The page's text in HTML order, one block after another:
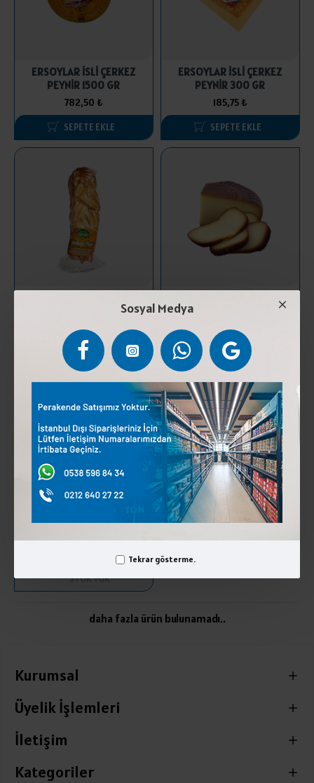
Sosyal Medya
Tekrar gösterme.
ERSOYLAR İSLİ ÇERKEZ
PEYNİR 1500 GR
782,50 ₺
SEPETE EKLE
ERSOYLAR İSLİ ÇERKEZ
PEYNİR 300 GR
185,75 ₺
SEPETE EKLE
267,25 ₺
SEPETE EKLE
FERİTBEY İSLİ ÇERKEZ PEYNİRİ
720,00 ₺
STOK YOK
FERİTBEY İSLİ ÖRGÜ PEYNİRİ
STOK YOK
daha fazla ürün bulunamadı..
Kurumsal
Üyelik İşlemleri
İletişim
Kategoriler